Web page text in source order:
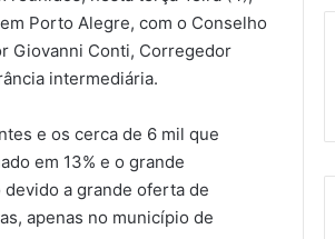
Porto Alegre, com o Conselho
Giovanni Conti, Corregedor
intermediária.
e os cerca de 6 mil que
em 13% e o grande
a grande oferta de
apenas no município de